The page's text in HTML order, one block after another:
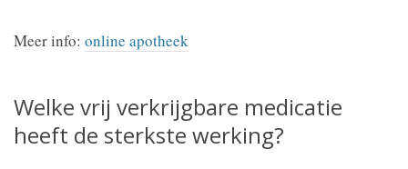
Meer info: online apotheek
Welke vrij verkrijgbare medicatie
heeft de sterkste werking?